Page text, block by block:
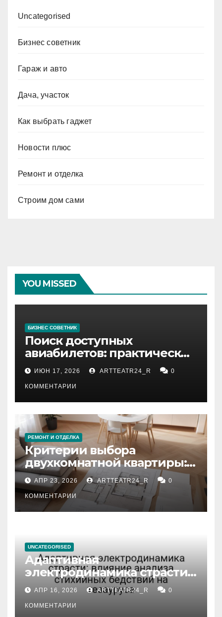
Uncategorised
Бизнес советник
Гараж и авто
Дача, участок
Как выбрать гаджет
Новости плюс
Ремонт и отделка
Строим дом сами
YOU MISSED
БИЗНЕС СОВЕТНИК
Поиск доступных
авиабилетов: практические
рекомендации
ИЮН 17, 2026 ARTTEATR24_R 0
КОММЕНТАРИИ
РЕМОНТ И ОТДЕЛКА
Критерии выбора
двухкомнатной квартиры:
планировка, площадь,
состояние и документация
АПР 23, 2026 ARTTEATR24_R 0
КОММЕНТАРИИ
UNCATEGORISED
Адаптивная
электродинамика страсти:
влияние анализа
стихийных бедствий на
тезауруса
АПР 16, 2026 ARTTEATR24_R 0
КОММЕНТАРИИ